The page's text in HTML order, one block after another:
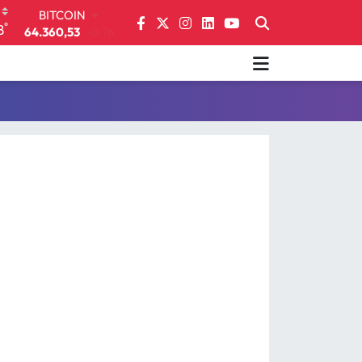
°
BITCOIN
64.360,53
DOLAR
EURO